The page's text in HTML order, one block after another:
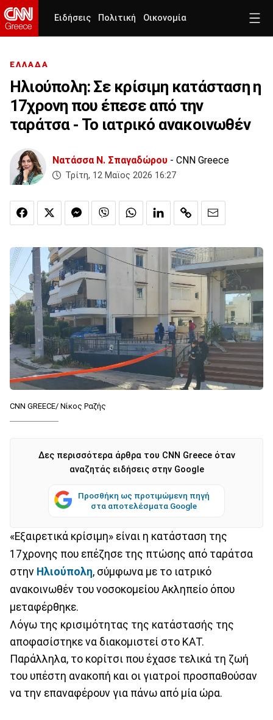
Ειδήσεις Πολιτική Οικονομία
ΕΛΛΑΔΑ
Ηλιούπολη: Σε κρίσιμη κατάσταση η
17χρονη που έπεσε από την
ταράτσα - Το ιατρικό ανακοινωθέν
Νατάσσα Ν. Σπαγαδώρου - CNN Greece
Τρίτη, 12 Μαϊος 2026 16:27
CNN GREECE/ Νίκος Ραζής
Δες περισσότερα άρθρα του CNN Greece όταν
αναζητάς ειδήσεις στην Google
Προσθήκη ως προτιμώμενη πηγή
στα αποτελέσματα Google
«Εξαιρετικά κρίσιμη» είναι η κατάσταση της
17χρονης που επέζησε της πτώσης από ταράτσα
στην Ηλιούπολη, σύμφωνα με το ιατρικό
ανακοινωθέν του νοσοκομείου Ακληπείο όπου
μεταφέρθηκε.
Λόγω της κρισιμότητας της κατάστασής της
αποφασίστηκε να διακομιστεί στο ΚΑΤ.
Παράλληλα, το κορίτσι που έχασε τελικά τη ζωή
του υπέστη ανακοπή και οι γιατροί προσπαθούσαν
να την επαναφέρουν για πάνω από μία ώρα.